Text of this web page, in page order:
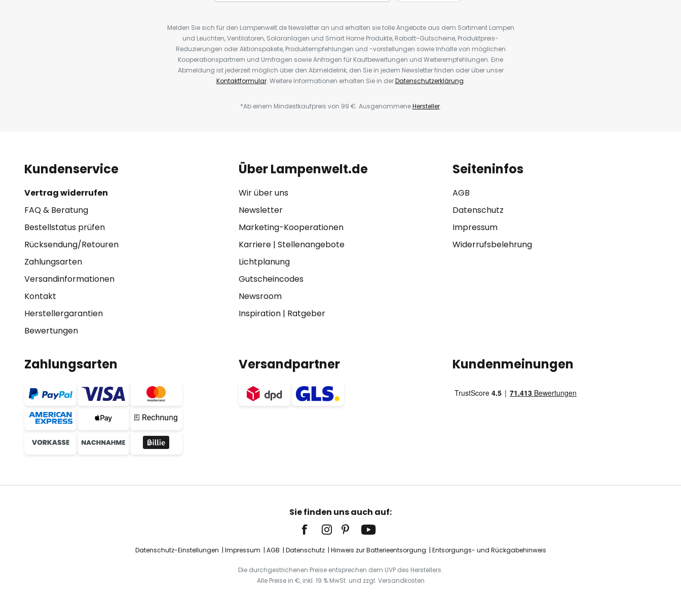
Melden Sie sich für den Lampenwelt.de Newsletter an und erhalten sie tolle Angebote aus dem Sortiment Lampen
und Leuchten, Ventilatoren, Solaranlagen und Smart Home Produkte, Rabatt-Gutscheine, Produktpreis-
Reduzierungen oder Aktionspakete, Produktempfehlungen und -vorstellungen sowie Inhalte von möglichen
Kooperationspartnern und Umfragen sowie Anfragen für Kaufbewertungen und Weiterempfehlungen. Eine
Abmeldung ist jederzeit möglich über den Abmeldelink, den Sie in jedem Newsletter finden oder über unser
Kontaktformular. Weitere Informationen erhalten Sie in derDatenschutzerklärung.
*Ab einem Mindestkaufpreis von 99 €. AusgenommeneHersteller.
Kundenservice
Vertrag widerrufen
FAQ & Beratung
Bestellstatus prüfen
Rücksendung/Retouren
Zahlungsarten
Versandinformationen
Kontakt
Herstellergarantien
Bewertungen
Über Lampenwelt.de
Wir über uns
Newsletter
Marketing-Kooperationen
Karriere| Stellenangebote
Lichtplanung
Gutscheincodes
Newsroom
Inspiration| Ratgeber
Seiteninfos
AGB
Datenschutz
Impressum
Widerrufsbelehrung
Zahlungsarten Versandpartner Kundenmeinungen
Sie finden uns auch auf:
Datenschutz-Einstellungen Impressum AGB Datenschutz Hinweis zur Batterieentsorgung Entsorgungs- und Rückgabehinweis
Die durchgestrichenen Preise entsprechen dem UVP des Herstellers.
Alle Preise in €, inkl. 19 % MwSt. und zzgl. Versandkosten